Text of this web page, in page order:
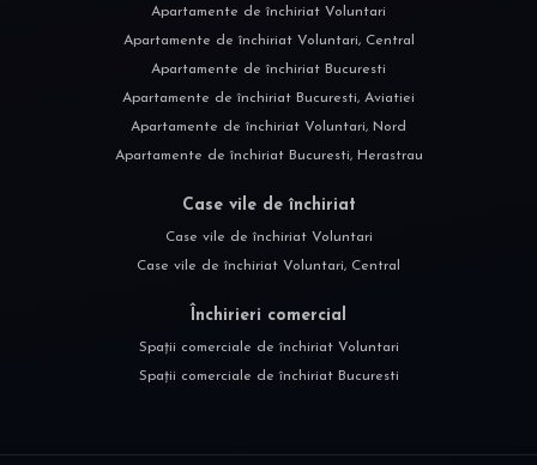
Apartamente de închiriat Voluntari
Apartamente de închiriat Voluntari, Central
Apartamente de închiriat Bucuresti
Apartamente de închiriat Bucuresti, Aviatiei
Apartamente de închiriat Voluntari, Nord
Apartamente de închiriat Bucuresti, Herastrau
Case vile de închiriat
Case vile de închiriat Voluntari
Case vile de închiriat Voluntari, Central
Închirieri comercial
Spații comerciale de închiriat Voluntari
Spații comerciale de închiriat Bucuresti